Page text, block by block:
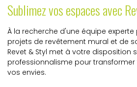
Sublimez vos espaces avec
À la recherche d'une équipe
projets de revêtement mural et de
Revet & Styl met à votre disposition
professionnalisme pour
vos envies.